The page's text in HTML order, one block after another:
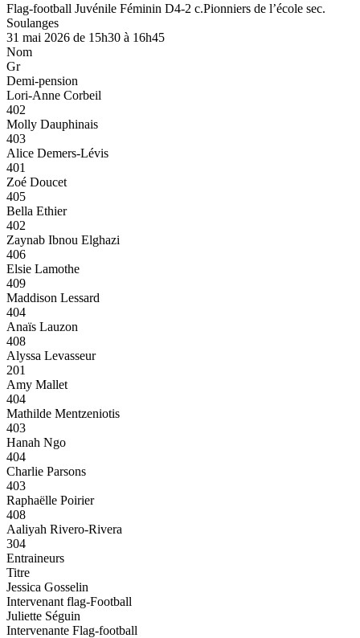
Flag-football Juvénile Féminin D4-2 c.Pionniers de l’école sec.
Soulanges
31 mai 2026 de 15h30 à 16h45
Nom
Gr
Demi-pension
Lori-Anne Corbeil
402
Molly Dauphinais
403
Alice Demers-Lévis
401
Zoé Doucet
405
Bella Ethier
402
Zaynab Ibnou Elghazi
406
Elsie Lamothe
409
Maddison Lessard
404
Anaïs Lauzon
408
Alyssa Levasseur
201
Amy Mallet
404
Mathilde Mentzeniotis
403
Hanah Ngo
404
Charlie Parsons
403
Raphaëlle Poirier
408
Aaliyah Rivero-Rivera
304
Entraineurs
Titre
Jessica Gosselin
Intervenant flag-Football
Juliette Séguin
Intervenante Flag-football